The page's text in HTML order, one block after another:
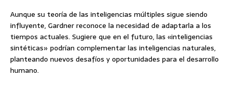
Aunque su teoría de las inteligencias múltiples sigue siendo
influyente, Gardner reconoce la necesidad de adaptarla a los
tiempos actuales. Sugiere que en el futuro, las «inteligencias
sintéticas» podrían complementar las inteligencias naturales,
planteando nuevos desafíos y oportunidades para el desarrollo
humano.